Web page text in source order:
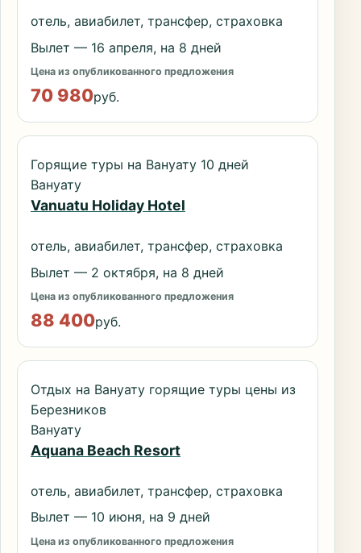
отель, авиабилет, трансфер, страховка
Вылет — 16 апреля, на 8 дней
Цена из опубликованного предложения
70 980руб.
Горящие туры на Вануату 10 дней
Вануату
Vanuatu Holiday Hotel
отель, авиабилет, трансфер, страховка
Вылет — 2 октября, на 8 дней
Цена из опубликованного предложения
88 400руб.
Отдых на Вануату горящие туры цены из
Березников
Вануату
Aquana Beach Resort
отель, авиабилет, трансфер, страховка
Вылет — 10 июня, на 9 дней
Цена из опубликованного предложения